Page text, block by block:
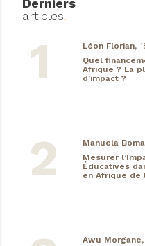
Derniers
articles.
Léon Florian,
Quel
Afrique ? La
d’impact ?
Manuela
Mesurer
Éducatives
en Afrique de
Awu Morgane,